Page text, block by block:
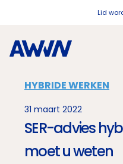
Lid
HYBRIDE WERKEN
31 maart 2022
SER-advies
moet u weten